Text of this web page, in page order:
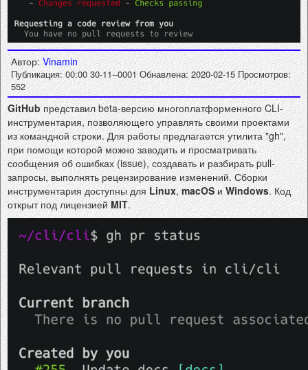
Автор:Vinamin
Публикация: 00:00 30-11--0001Обнавлена: 2020-02-15 Просмотров:
552
GitHubпредставил beta-версию многоплатформенного CLI-
инструментария, позволяющего управлять своими проектами
из командной строки. Для работы предлагается утилита "gh",
при помощи которой можно заводить и просматривать
сообщения об ошибках (issue), создавать и разбирать pull-
запросы, выполнять рецензирование изменений. Сборки
инструментария доступны дляLinux,macOSиWindows. Код
открыт под лицензиейMIT.